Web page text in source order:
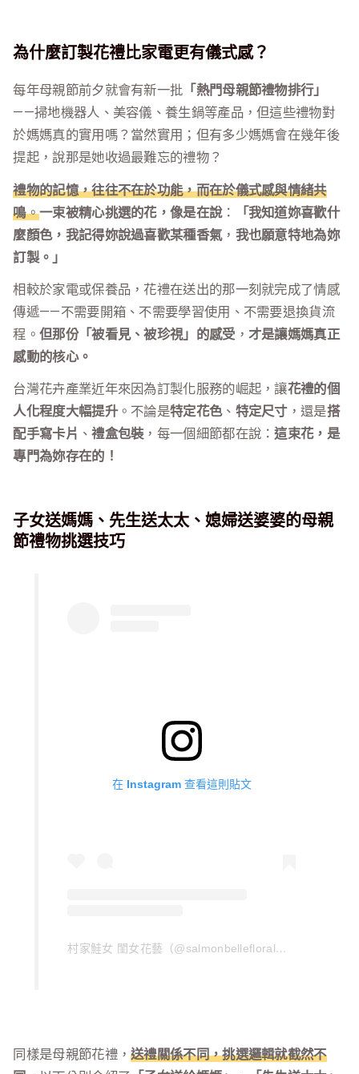
為什麼訂製花禮比家電更有儀式感？
每年母親節前夕就會有新一批 「熱門母親節禮物排行」
——掃地機器人、美容儀、養生鍋等產品，但這些禮物對
於媽媽真的實用嗎？當然實用；但有多少媽媽會在幾年後
提起，說那是她收過最難忘的禮物？
禮物的記憶，往往不在於功能，而在於儀式感與情緒共
鳴。一束被精心挑選的花，像是在說：
「我知道妳喜歡什
麼顏色，我記得妳說過喜歡某種香氣， 我也願意特地為妳
訂製。」
相較於家電或保養品，花禮在送出的那一刻就完成了情感
傳遞——不需要開箱、不需要學習使用、不需要退換貨流
程。但那份「被看見、被珍視」的感受 ， 才是讓媽媽真正
感動的核心。
台灣花卉產業近年來因為訂製化服務的崛起，讓花禮的個
人化程度大幅提升。不論是特定花色、 特定尺寸，還是搭
配手寫卡片 、禮盒包裝，每一個細節都在說：這束花，是
專門為妳存在的！
子女送媽媽、先生送太太、媳婦送婆婆的母親
節禮物挑選技巧
在 Instagram 查看這則貼文
村家鮭女 閨女花藝（@salmonbellefloral）分享的貼文
同樣是母親節花禮，送禮關係不同，挑選邏輯就截然不